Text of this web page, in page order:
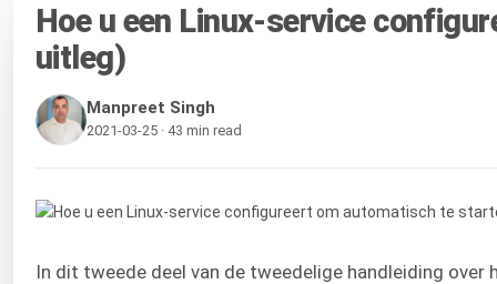
Hoe u een Linux-service
uitleg)
Manpreet Singh
2021-03-25 · 43 min read
In dit tweede deel van de tweedelige handleiding over